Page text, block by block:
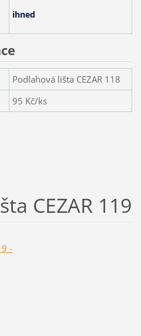
ihned
Podlahová lišta CEZAR 118
95 Kč/ks
CEZAR 119